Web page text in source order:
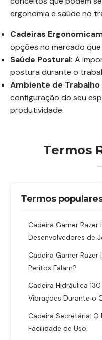
ergonomia e saúde no
Cadeiras
opções no mercado
Saúde Postural: A
postura durante o
Ambiente de Trabalho
configuração do seu
produtividade.
Termos
Termos
Cadeira Gamer Razer
Desenvolvedores de
Cadeira Gamer Razer
Peritos Falam?
Cadeira Hidráulica
Vibrações Durante o
Cadeira Secretária:
Facilidade de Uso.